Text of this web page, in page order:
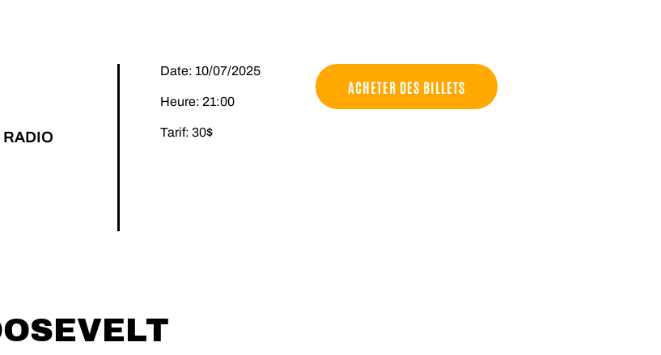
Date: 10/07/2025
Heure: 21:00
Tarif: 30$
ACHETER DES BILLETS